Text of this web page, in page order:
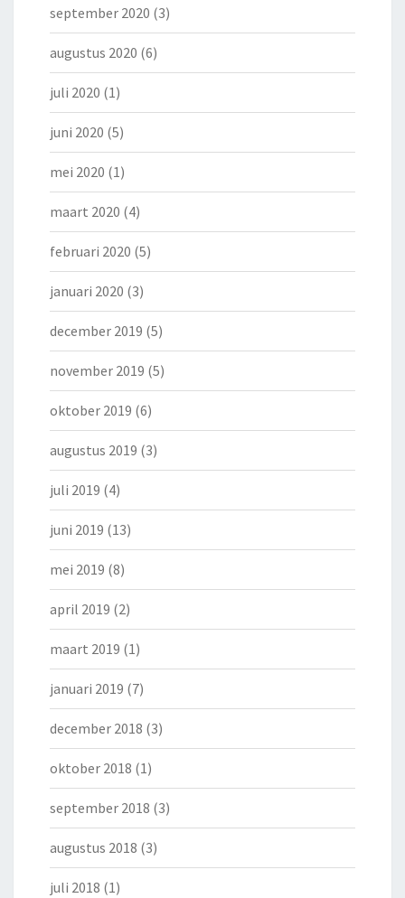
september 2020 (3)
augustus 2020 (6)
juli 2020 (1)
juni 2020 (5)
mei 2020 (1)
maart 2020 (4)
februari 2020 (5)
januari 2020 (3)
december 2019 (5)
november 2019 (5)
oktober 2019 (6)
augustus 2019 (3)
juli 2019 (4)
juni 2019 (13)
mei 2019 (8)
april 2019 (2)
maart 2019 (1)
januari 2019 (7)
december 2018 (3)
oktober 2018 (1)
september 2018 (3)
augustus 2018 (3)
juli 2018 (1)